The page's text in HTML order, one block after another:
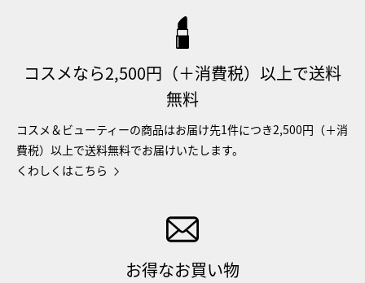
コスメなら2,500円（＋消費税）以上で送料
無料
コスメ＆ビューティーの商品はお届け先1件につき2,500円（＋消
費税）以上で送料無料でお届けいたします。
くわしくはこちら
お得なお買い物